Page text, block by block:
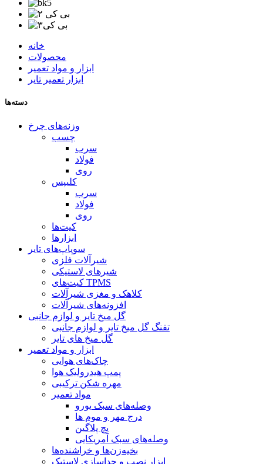
خانه
محصولات
ابزار و مواد تعمیر
ابزار تعمیر تایر
دسته‌ها
وزنه‌های چرخ
چسب
سرب
فولاد
روی
کلیپس
سرب
فولاد
روی
کیت‌ها
ابزارها
سوپاپ‌های تایر
شیرآلات فلزی
شیرهای لاستیکی
کیت‌های TPMS
کلاهک و مغزی شیرآلات
افزونه‌های شیرآلات
گل میخ تایر و لوازم جانبی
تفنگ گل میخ تایر و لوازم جانبی
گل میخ های تایر
ابزار و مواد تعمیر
چاک‌های هوایی
پمپ هیدرولیک هوا
مهره شکن ترکیبی
مواد تعمیر
وصله‌های سبک یورو
درج مهر و موم ها
پچ پلاگین
وصله‌های سبک آمریکایی
بخیه‌زن‌ها و خراشنده‌ها
ابزار نصب و جداسازی لاستیک